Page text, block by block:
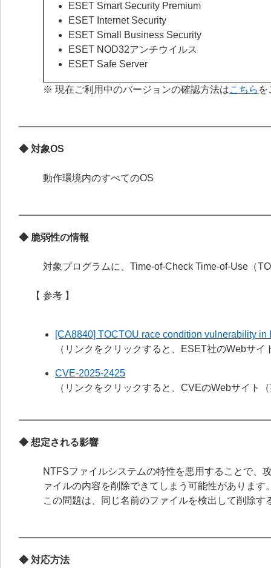
ESET Smart Security Premium
ESET Internet Security
ESET Small Business Security
ESET NOD32アンチウイルス
ESET Safe Server
※ 現在ご利用中のバージョンの確認方法はこちら を
◆ 対象OS
動作環境内のすべてのOS
◆ 脆弱性の情報
対象プログラムに、Time-of-Check Time-of-Use（
【 参考 】
[CA8840] TOCTOU race condition vulnerability
（リンクをクリックすると、ESET社のWebサ
CVE-2025-2425
（リンクをクリックすると、CVEのWebサイト
◆ 想定される影響
NTFSファイルシステムの特性を悪用することで、
ァイルの内容を削除できてしまう可能性があります
この問題は、同じ名前のファイルを検出して削除
◆ 対応方法